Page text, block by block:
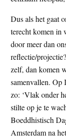
Dus als het gaat
terecht komen in
door meer dan
reflectie/
zelf, dan komen
samenvallen.
zo: ‘Vlak onder
stilte op je te
Boeddhistisch
Amsterdam na